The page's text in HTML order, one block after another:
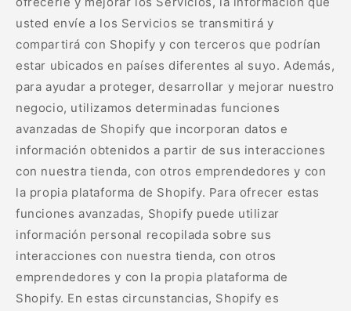
usted envíe a los Servicios se transmitirá y
compartirá con Shopify y con terceros que podrían
estar ubicados en países diferentes al suyo. Además,
para ayudar a proteger, desarrollar y mejorar nuestro
negocio, utilizamos determinadas funciones
avanzadas de Shopify que incorporan datos e
información obtenidos a partir de sus interacciones
con nuestra tienda, con otros emprendedores y con
la propia plataforma de Shopify. Para ofrecer estas
funciones avanzadas, Shopify puede utilizar
información personal recopilada sobre sus
interacciones con nuestra tienda, con otros
emprendedores y con la propia plataforma de
Shopify. En estas circunstancias, Shopify es